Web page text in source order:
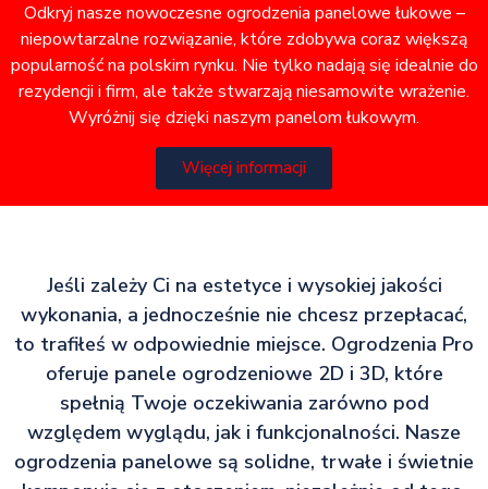
Odkryj nasze nowoczesne ogrodzenia panelowe łukowe –
niepowtarzalne rozwiązanie, które zdobywa coraz większą
popularność na polskim rynku. Nie tylko nadają się idealnie do
rezydencji i firm, ale także stwarzają niesamowite wrażenie.
Wyróżnij się dzięki naszym panelom łukowym.
Więcej informacji
Jeśli zależy Ci na estetyce i wysokiej jakości
wykonania, a jednocześnie nie chcesz przepłacać,
to trafiłeś w odpowiednie miejsce. Ogrodzenia Pro
oferuje panele ogrodzeniowe 2D i 3D, które
spełnią Twoje oczekiwania zarówno pod
względem wyglądu, jak i funkcjonalności. Nasze
ogrodzenia panelowe są solidne, trwałe i świetnie